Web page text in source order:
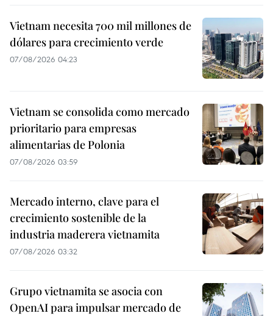
Vietnam necesita 700 mil millones de
dólares para crecimiento verde
07/08/2026 04:23
Vietnam se consolida como mercado
prioritario para empresas
alimentarias de Polonia
07/08/2026 03:59
Mercado interno, clave para el
crecimiento sostenible de la
industria maderera vietnamita
07/08/2026 03:32
Grupo vietnamita se asocia con
OpenAI para impulsar mercado de